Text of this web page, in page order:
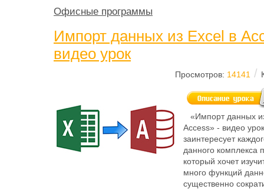
Офисные программы
Импорт данных из Excel в
видео урок
Просмотров: 14141 /
«Импорт данных
Access» - видео
заинтересует
данного комплекса
который хочет
много функций
существенно